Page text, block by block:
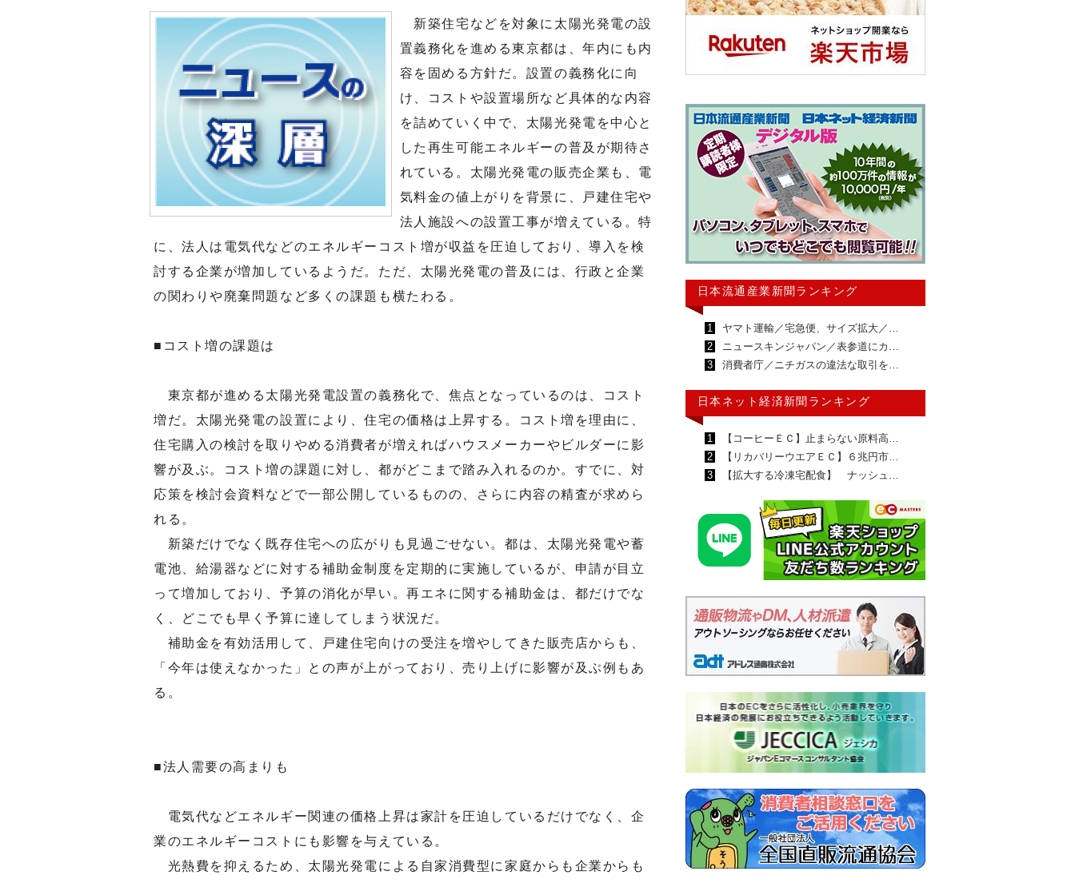
新築住宅などを対象に太陽光発電の設
置義務化を進める東京都は、年内にも内
容を固める方針だ。設置の義務化に向
け、コストや設置場所など具体的な内容
を詰めていく中で、太陽光発電を中心と
した再生可能エネルギーの普及が期待さ
れている。太陽光発電の販売企業も、電
気料金の値上がりを背景に、戸建住宅や
法人施設への設置工事が増えている。特
に、法人は電気代などのエネルギーコスト増が収益を圧迫しており、導入を検
討する企業が増加しているようだ。ただ、太陽光発電の普及には、行政と企業
の関わりや廃棄問題など多くの課題も横たわる。
■コスト増の課題は
東京都が進める太陽光発電設置の義務化で、焦点となっているのは、コスト
増だ。太陽光発電の設置により、住宅の価格は上昇する。コスト増を理由に、
住宅購入の検討を取りやめる消費者が増えればハウスメーカーやビルダーに影
響が及ぶ。コスト増の課題に対し、都がどこまで踏み入れるのか。すでに、対
応策を検討会資料などで一部公開しているものの、さらに内容の精査が求めら
れる。
新築だけでなく既存住宅への広がりも見過ごせない。都は、太陽光発電や蓄
電池、給湯器などに対する補助金制度を定期的に実施しているが、申請が目立
って増加しており、予算の消化が早い。再エネに関する補助金は、都だけでな
く、どこでも早く予算に達してしまう状況だ。
補助金を有効活用して、戸建住宅向けの受注を増やしてきた販売店からも、
「今年は使えなかった」との声が上がっており、売り上げに影響が及ぶ例もあ
る。
■法人需要の高まりも
電気代などエネルギー関連の価格上昇は家計を圧迫しているだけでなく、企
業のエネルギーコストにも影響を与えている。
光熱費を抑えるため、太陽光発電による自家消費型に家庭からも企業からも
日本流通産業新聞ランキング
1
ヤマト運輸／宅急便、サイズ拡大／…
2
ニュースキンジャパン／表参道にカ…
3
消費者庁／ニチガスの違法な取引を…
日本ネット経済新聞ランキング
1
【コーヒーＥＣ】止まらない原料高…
2
【リカバリーウエアＥＣ】６兆円市…
3
【拡大する冷凍宅配食】 ナッシュ…